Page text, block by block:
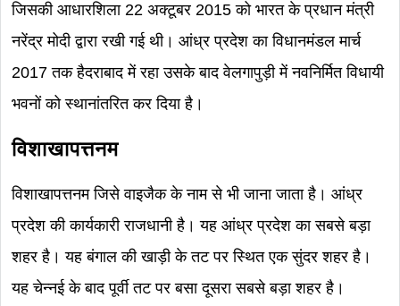
जिसकी आधारशिला 22 अक्टूबर 2015 को भारत के प्रधान मंत्री
नरेंद्र मोदी द्वारा रखी गई थी। आंध्र प्रदेश का विधानमंडल मार्च
2017 तक हैदराबाद में रहा उसके बाद वेलगापुड़ी में नवनिर्मित विधायी
भवनों को स्थानांतरित कर दिया है।
विशाखापत्तनम
विशाखापत्तनम जिसे वाइजैक के नाम से भी जाना जाता है। आंध्र
प्रदेश की कार्यकारी राजधानी है। यह आंध्र प्रदेश का सबसे बड़ा
शहर है। यह बंगाल की खाड़ी के तट पर स्थित एक सुंदर शहर है।
यह चेन्नई के बाद पूर्वी तट पर बसा दूसरा सबसे बड़ा शहर है।